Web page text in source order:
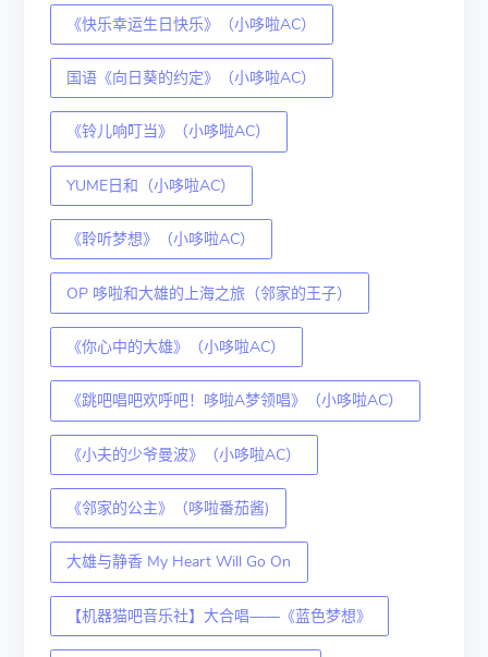
《快乐幸运生日快乐》（小哆啦AC）
国语《向日葵的约定》（小哆啦AC）
《铃儿响叮当》（小哆啦AC）
YUME日和（小哆啦AC）
《聆听梦想》（小哆啦AC）
OP 哆啦和大雄的上海之旅（邻家的王子）
《你心中的大雄》（小哆啦AC）
《跳吧唱吧欢呼吧！哆啦A梦领唱》（小哆啦AC）
《小夫的少爷曼波》（小哆啦AC）
《邻家的公主》（哆啦番茄酱)
大雄与静香 My Heart Will Go On
【机器猫吧音乐社】大合唱——《蓝色梦想》